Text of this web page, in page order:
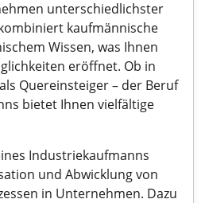
unterschiedlichster
kaufmännische
Wissen, was Ihnen
eröffnet. Ob in
Quereinsteiger – der Beruf
bietet Ihnen vielfältige
Industriekaufmanns
und Abwicklung von
in Unternehmen. Dazu